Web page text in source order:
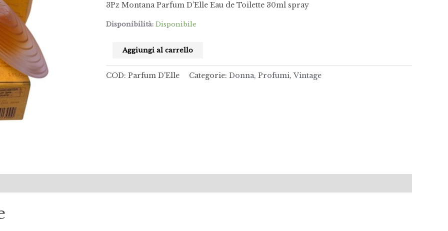
3Pz Montana Parfum D’Elle Eau de Toilette 30ml spray
Disponibilità: Disponibile
Aggiungi al carrello
COD: Parfum D'Elle Categorie: Donna, Profumi,Vintage